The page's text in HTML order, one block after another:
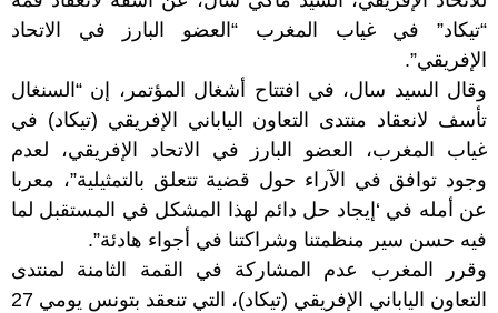
“تيكاد” في غياب المغرب “العضو البارز في الاتحاد
الإفريقي”.
وقال السيد سال، في افتتاح أشغال المؤتمر، إن “السنغال
تأسف لانعقاد منتدى التعاون الياباني الإفريقي (تيكاد) في
غياب المغرب، العضو البارز في الاتحاد الإفريقي، لعدم
وجود توافق في الآراء حول قضية تتعلق بالتمثيلية”، معربا
عن أمله في ‘إيجاد حل دائم لهذا المشكل في المستقبل لما
فيه حسن سير منظمتنا وشراكتنا في أجواء هادئة”.
وقرر المغرب عدم المشاركة في القمة الثامنة لمنتدى
التعاون الياباني الإفريقي (تيكاد)، التي تنعقد بتونس يومي 27